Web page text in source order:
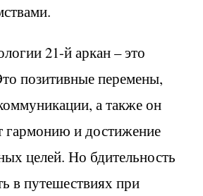
21-й аркан – это
позитивные перемены,
а также он
гармонию и достижение
целей. Но бдительность
в путешествиях при